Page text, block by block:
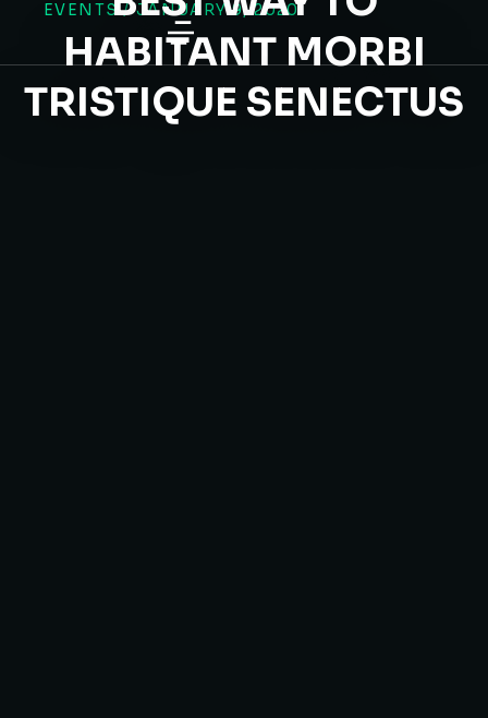
EVENTS / JANUARY 9, 2020
HABITANT MORBI
TRISTIQUE SENECTUS